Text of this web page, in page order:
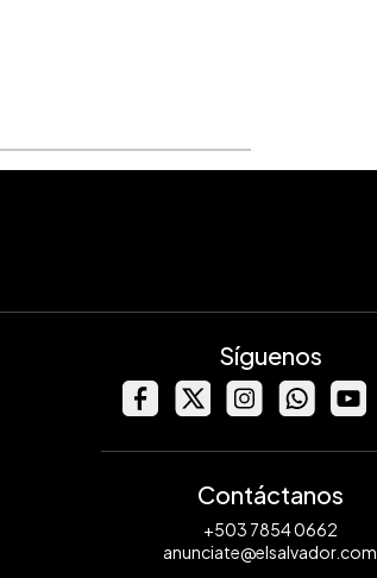
Síguenos
Contáctanos
+503 7854 0662
anunciate@elsalvador.com